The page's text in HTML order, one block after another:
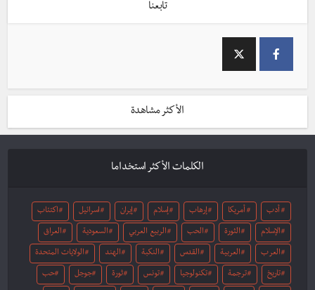
تابعنا
الأكثر مشاهدة
الكلمات الأكثر استخداما
أدب أمريكا إرهاب إسلام إيران اسرائيل اكتئاب
الإسلام الثورة الحب الربيع العربي السعودية العراق
العرب العربية القدس النكبة الهند الولايات المتحدة
تاريخ ترجمة تكنولوجيا تونس ثورة جوجل حب